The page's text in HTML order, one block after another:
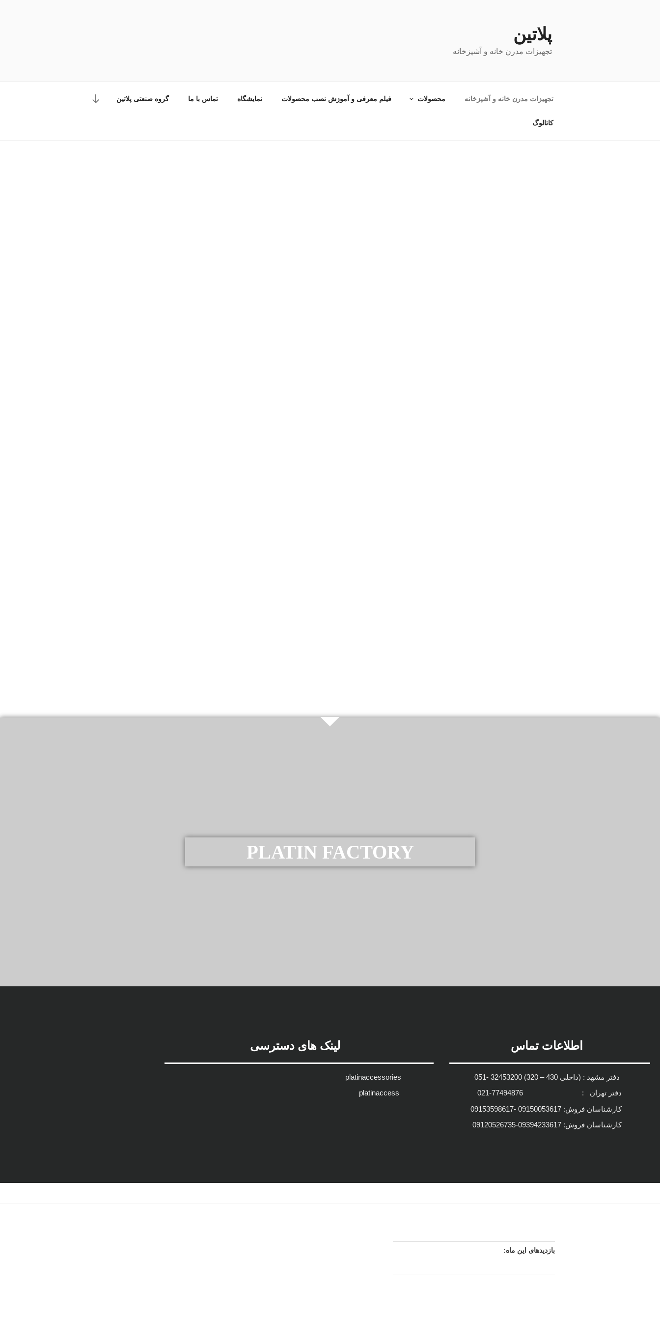
پلاتین
تجهیزات مدرن خانه و آشپزخانه
تجهیزات مدرن خانه و آشپزخانه محصولات فیلم معرفی و آموزش نصب محصولات نمایشگاه تماس با ما گروه صنعتی پلاتین
کاتالوگ
PLATIN FACTORY
اطلاعات تماس
دفتر مشهد : (داخلی 430 – 320) 32453200 -051
دفتر تهران : 77494876-021
کارشناسان فروش: 09150053617 -09153598617
کارشناسان فروش: 09394233617-09120526735
لینک های دسترسی
platinaccess
بازدیدهای این ماه: